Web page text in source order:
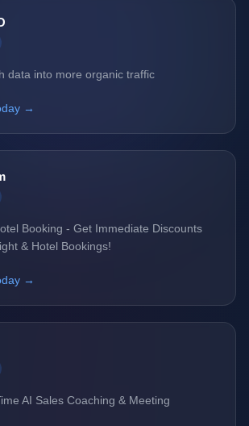
data into more organic traffic
→
Booking - Get Immediate Discounts
& Hotel Bookings!
→
AI Sales Coaching & Meeting